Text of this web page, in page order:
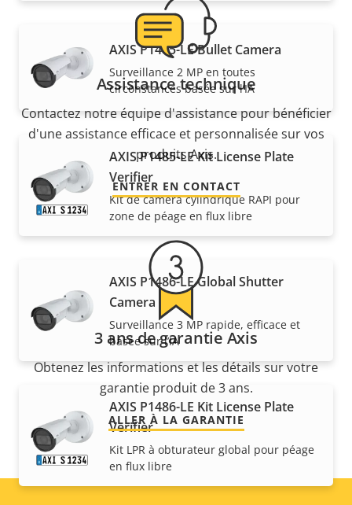
AXIS P1485-LE Bullet Camera
Surveillance 2 MP en toutes
circonstances basée sur l’IA
AXIS P1485-LE Kit License Plate
Verifier
Kit de caméra cylindrique RAPI pour
zone de péage en flux libre
AXIS P1486-LE Global Shutter
Camera
Surveillance 3 MP rapide, efficace et
basée sur l’IA
AXIS P1486-LE Kit License Plate
Verifier
Kit LPR à obturateur global pour péage
en flux libre
Assistance technique
Contactez notre équipe d'assistance pour bénéficier
d'une assistance efficace et personnalisée sur vos
produits Axis.
ENTRER EN CONTACT
3 ans de garantie Axis
Obtenez les informations et les détails sur votre
garantie produit de 3 ans.
ALLER À LA GARANTIE